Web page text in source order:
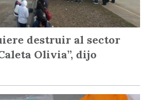
destruir al sector
Olivia”, dijo